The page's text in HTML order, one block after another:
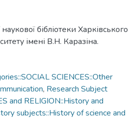
бібліотеки Харківського
імені В.Н. Каразіна.
SCIENCES::Other
, Research Subject
and RELIGION::History and
subjects::History of science and